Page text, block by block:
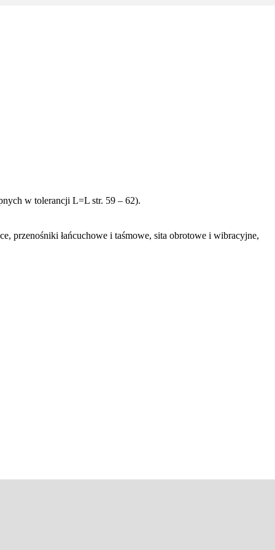
w tolerancji L=L str. 59 – 62).
przenośniki łańcuchowe i taśmowe, sita obrotowe i wibracyjne,